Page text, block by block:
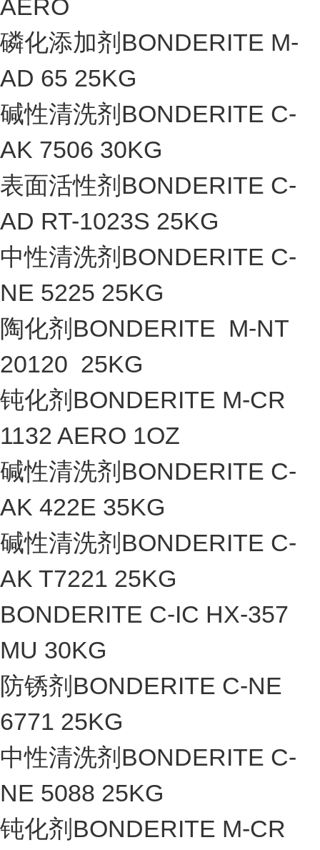
AERO
磷化添加剂BONDERITE M-
AD 65 25KG
碱性清洗剂BONDERITE C-
AK 7506 30KG
表面活性剂BONDERITE C-
AD RT-1023S 25KG
中性清洗剂BONDERITE C-
NE 5225 25KG
陶化剂BONDERITE M-NT
20120 25KG
钝化剂BONDERITE M-CR
1132 AERO 1OZ
碱性清洗剂BONDERITE C-
AK 422E 35KG
碱性清洗剂BONDERITE C-
AK T7221 25KG
BONDERITE C-IC HX-357
MU 30KG
防锈剂BONDERITE C-NE
6771 25KG
中性清洗剂BONDERITE C-
NE 5088 25KG
钝化剂BONDERITE M-CR